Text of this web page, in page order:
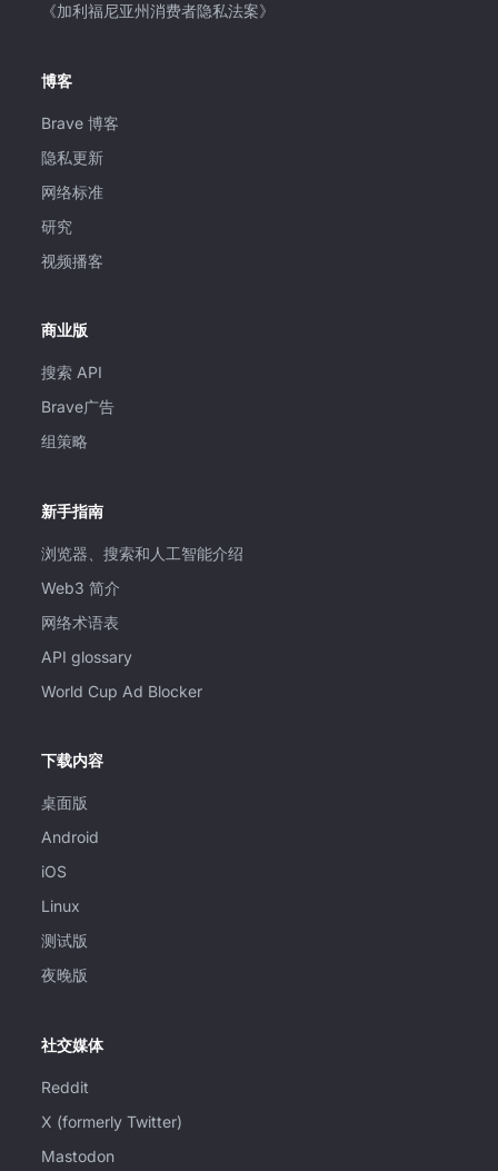
《加利福尼亚州消费者隐私法案》
博客
Brave 博客
隐私更新
网络标准
研究
视频播客
商业版
搜索 API
Brave广告
组策略
新手指南
浏览器、搜索和人工智能介绍
Web3 简介
网络术语表
API glossary
World Cup Ad Blocker
下载内容
桌面版
Android
iOS
Linux
测试版
夜晚版
社交媒体
Reddit
X (formerly Twitter)
Mastodon